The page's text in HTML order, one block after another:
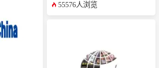
55576人浏览